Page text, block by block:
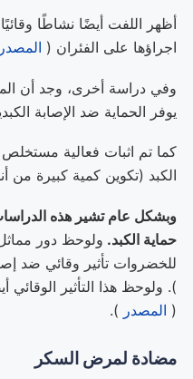
أظهر اللفت أيضًا نشاطًا
اجراؤها على الفئران ( المصدر
وفي دراسة أخرى، وجد أن
يوفر الحماية ضد الإصابة
كما تم اثبات فعالية
الكبد (تكوين كمية كبيرة من
وبشكل عام تشير هذه
حماية الكبد. ولوحظ دور
للخضروات تأثير وقائي ضد
). ولوحظ هذا التأثير
( المصدر ).
مضادة لمرض السكر